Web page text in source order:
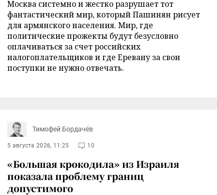
Москва системно и жестко разрушает тот
фантастический мир, который Пашинян рисует
для армянского населения. Мир, где
политические прожекты будут безусловно
оплачиваться за счет российских
налогоплательщиков и где Еревану за свои
поступки не нужно отвечать.
Тимофей Бордачёв
5 августа 2026, 11:25 10
«Большая крокодила» из Израиля
показала проблему границ
допустимого